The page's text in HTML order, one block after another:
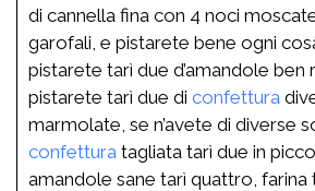
di cannella fina con 4 noci
garofali, e pistarete bene ogni
pistarete tarì due d’amandole ben
pistarete tarì due di confettura
marmolate, se n’avete di diverse
confettura tagliata tarì due in
amandole sane tarì quattro, farina